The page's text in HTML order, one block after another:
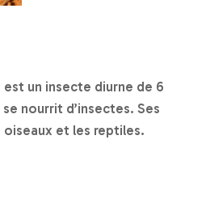
un insecte diurne de 6
nourrit d’insectes. Ses
et les reptiles.